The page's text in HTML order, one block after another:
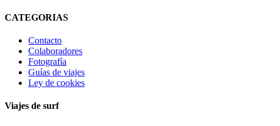
CATEGORIAS
Contacto
Colaboradores
Fotografía
Guías de viajes
Ley de cookies
Viajes de surf